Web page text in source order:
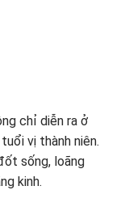
chỉ diễn ra ở
vị thành niên.
sống, loãng
kinh.